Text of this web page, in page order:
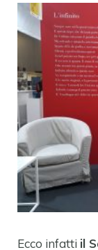
Ecco infatti il